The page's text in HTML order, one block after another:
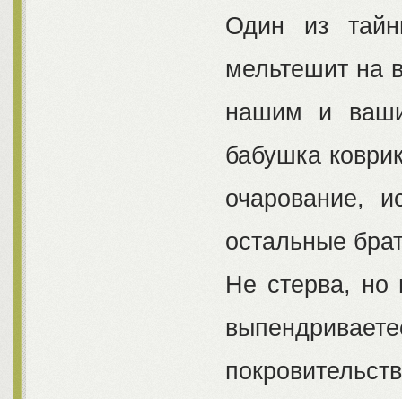
Один из
мельтешит на
нашим и
бабушка
очарование,
остальные
Не стерва, но